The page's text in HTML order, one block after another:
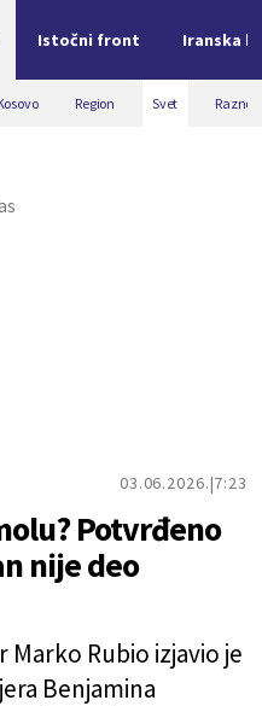
Istočni front Iranska
Region Svet Razno
03.06.2026. 7:23
Potvrđeno
nije deo
Rubio izjavio je
Benjamina